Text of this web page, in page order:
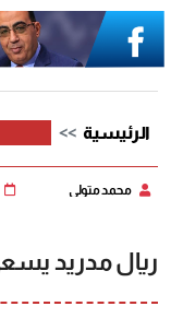
الرئيسية
محمد متولي
ريال مدريد